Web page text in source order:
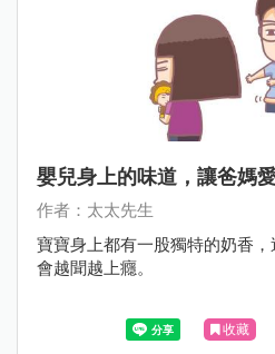
嬰兒身上的味道，讓爸媽
作者：太太先生
寶寶身上都有一股獨特的奶香
會越聞越上癮。
收藏